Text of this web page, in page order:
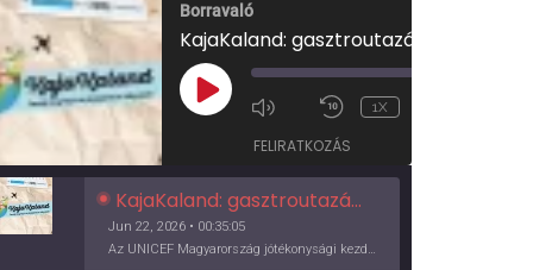
Borravaló
PLAY
EPISODE
1X
FELIRATKOZÁS
KajaKaland: gasztroutazás a föld körül
Jun 22, 2026 • 00:35:05
Az UNICEF Magyarország jótékonysági kezdeményezése izgalmas, egész éves világkörüli ízutazásra hív, igazi családi program és gasztroedukáció, illetve segítség a rászorulóknak is egyben.